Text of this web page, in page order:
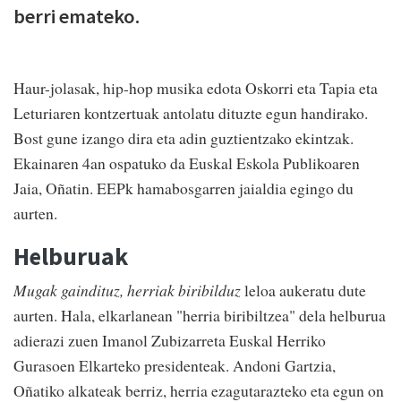
berri emateko.
Haur-jolasak, hip-hop musika edota Oskorri eta Tapia eta
Leturiaren kontzertuak antolatu dituzte egun handirako.
Bost gune izango dira eta adin guztientzako ekintzak.
Ekainaren 4an ospatuko da Euskal Eskola Publikoaren
Jaia, Oñatin. EEPk hamabosgarren jaialdia egingo du
aurten.
Helburuak
Mugak gaindituz, herriak biribilduzleloa aukeratu dute
aurten. Hala, elkarlanean "herria biribiltzea" dela helburua
adierazi zuen Imanol Zubizarreta Euskal Herriko
Gurasoen Elkarteko presidenteak. Andoni Gartzia,
Oñatiko alkateak berriz, herria ezagutarazteko eta egun on